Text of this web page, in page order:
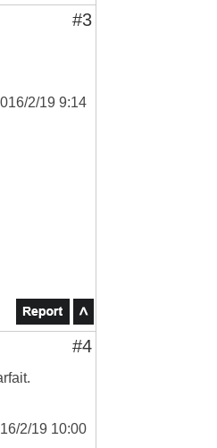
#3
2/19 9:14
#4
2/19 10:00